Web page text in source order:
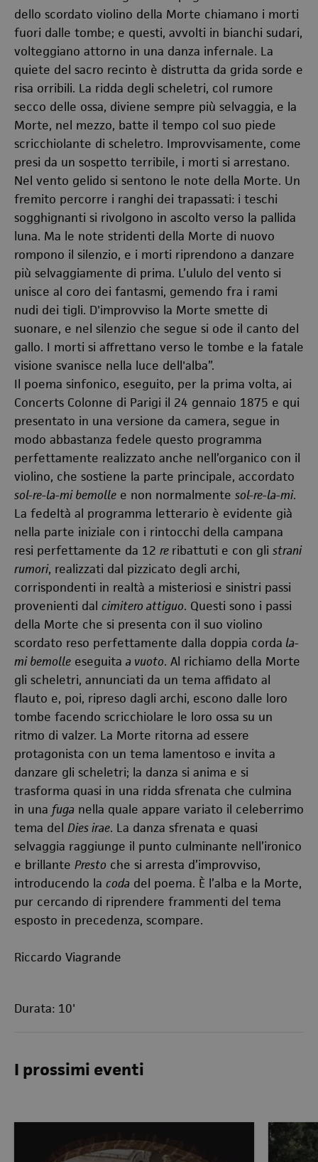
dello scordato violino della Morte chiamano i morti
fuori dalle tombe; e questi, avvolti in bianchi sudari,
volteggiano attorno in una danza infernale. La
quiete del sacro recinto è distrutta da grida sorde e
risa orribili. La ridda degli scheletri, col rumore
secco delle ossa, diviene sempre più selvaggia, e la
Morte, nel mezzo, batte il tempo col suo piede
scricchiolante di scheletro. Improvvisamente, come
presi da un sospetto terribile, i morti si arrestano.
Nel vento gelido si sentono le note della Morte. Un
fremito percorre i ranghi dei trapassati: i teschi
sogghignanti si rivolgono in ascolto verso la pallida
luna. Ma le note stridenti della Morte di nuovo
rompono il silenzio, e i morti riprendono a danzare
più selvaggiamente di prima. L’ululo del vento si
unisce al coro dei fantasmi, gemendo fra i rami
nudi dei tigli. D'improvviso la Morte smette di
suonare, e nel silenzio che segue si ode il canto del
gallo. I morti si affrettano verso le tombe e la fatale
visione svanisce nella luce dell'alba”.
Il poema sinfonico, eseguito, per la prima volta, ai
Concerts Colonne di Parigi il 24 gennaio 1875 e qui
presentato in una versione da camera, segue in
modo abbastanza fedele questo programma
perfettamente realizzato anche nell’organico con il
violino, che sostiene la parte principale, accordato
sol-re-la-mi bemolle e non normalmente sol-re-la-mi.
La fedeltà al programma letterario è evidente già
nella parte iniziale con i rintocchi della campana
resi perfettamente da 12 re ribattuti e con gli strani
rumori, realizzati dal pizzicato degli archi,
corrispondenti in realtà a misteriosi e sinistri passi
provenienti dal cimitero attiguo. Questi sono i passi
della Morte che si presenta con il suo violino
scordato reso perfettamente dalla doppia corda la-
mi bemolle eseguita a vuoto. Al richiamo della Morte
gli scheletri, annunciati da un tema affidato al
flauto e, poi, ripreso dagli archi, escono dalle loro
tombe facendo scricchiolare le loro ossa su un
ritmo di valzer. La Morte ritorna ad essere
protagonista con un tema lamentoso e invita a
danzare gli scheletri; la danza si anima e si
trasforma quasi in una ridda sfrenata che culmina
in una fuga nella quale appare variato il celeberrimo
tema del Dies irae. La danza sfrenata e quasi
selvaggia raggiunge il punto culminante nell’ironico
e brillante Presto che si arresta d’improvviso,
introducendo la coda del poema. È l’alba e la Morte,
pur cercando di riprendere frammenti del tema
esposto in precedenza, scompare.
Riccardo Viagrande
Durata: 10'
I prossimi eventi